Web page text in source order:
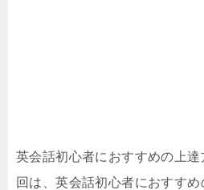
英会話初心者におすすめの上
回は、英会話初心者におすす